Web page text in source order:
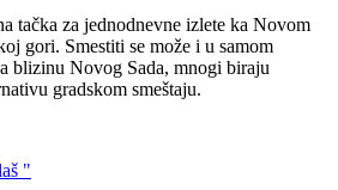
tačka za jednodnevne izlete ka Novom
gori. Smestiti se može i u samom
blizinu Novog Sada, mnogi biraju
gradskom smeštaju.
"